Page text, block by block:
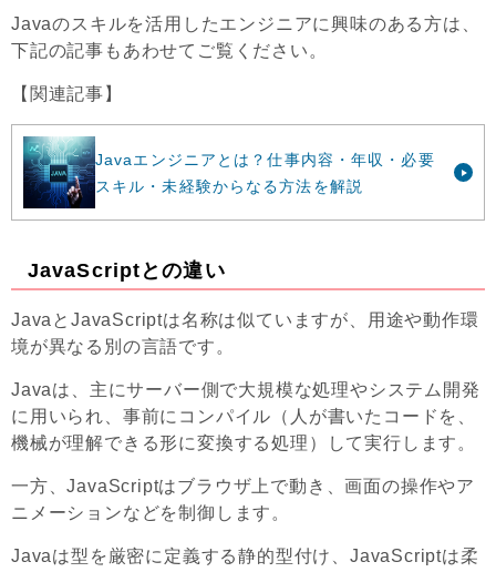
Javaのスキルを活用したエンジニアに興味のある方は、
下記の記事もあわせてご覧ください。
【関連記事】
Javaエンジニアとは？仕事内容・年収・必要
スキル・未経験からなる方法を解説
JavaScriptとの違い
JavaとJavaScriptは名称は似ていますが、用途や動作環
境が異なる別の言語です。
Javaは、主にサーバー側で大規模な処理やシステム開発
に用いられ、事前にコンパイル（人が書いたコードを、
機械が理解できる形に変換する処理）して実行します。
一方、JavaScriptはブラウザ上で動き、画面の操作やア
ニメーションなどを制御します。
Javaは型を厳密に定義する静的型付け、JavaScriptは柔